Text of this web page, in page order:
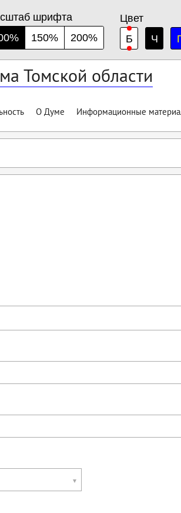
шрифта
150% 200%
Цвет
Б
Ч
Томской области
О Думе Информационные